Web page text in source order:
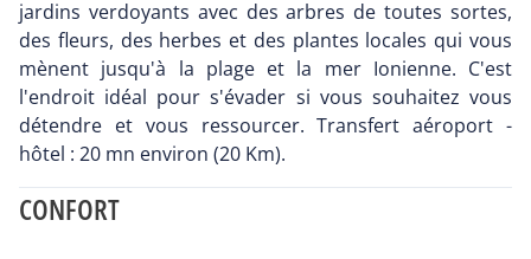
jardins verdoyants avec des arbres de toutes sortes,
des fleurs, des herbes et des plantes locales qui vous
mènent jusqu'à la plage et la mer Ionienne. C'est
l'endroit idéal pour s'évader si vous souhaitez vous
détendre et vous ressourcer. Transfert aéroport -
hôtel : 20 mn environ (20 Km).
CONFORT